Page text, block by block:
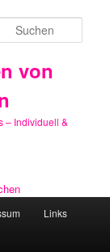
von
– Individuell &
Links